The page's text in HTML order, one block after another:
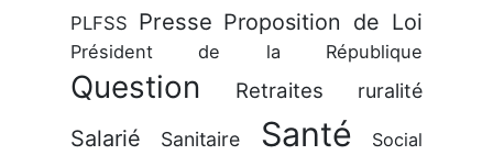
PLFSS Presse Proposition de Loi
Président de la République
Question Retraites ruralité
Salarié Sanitaire Santé Social